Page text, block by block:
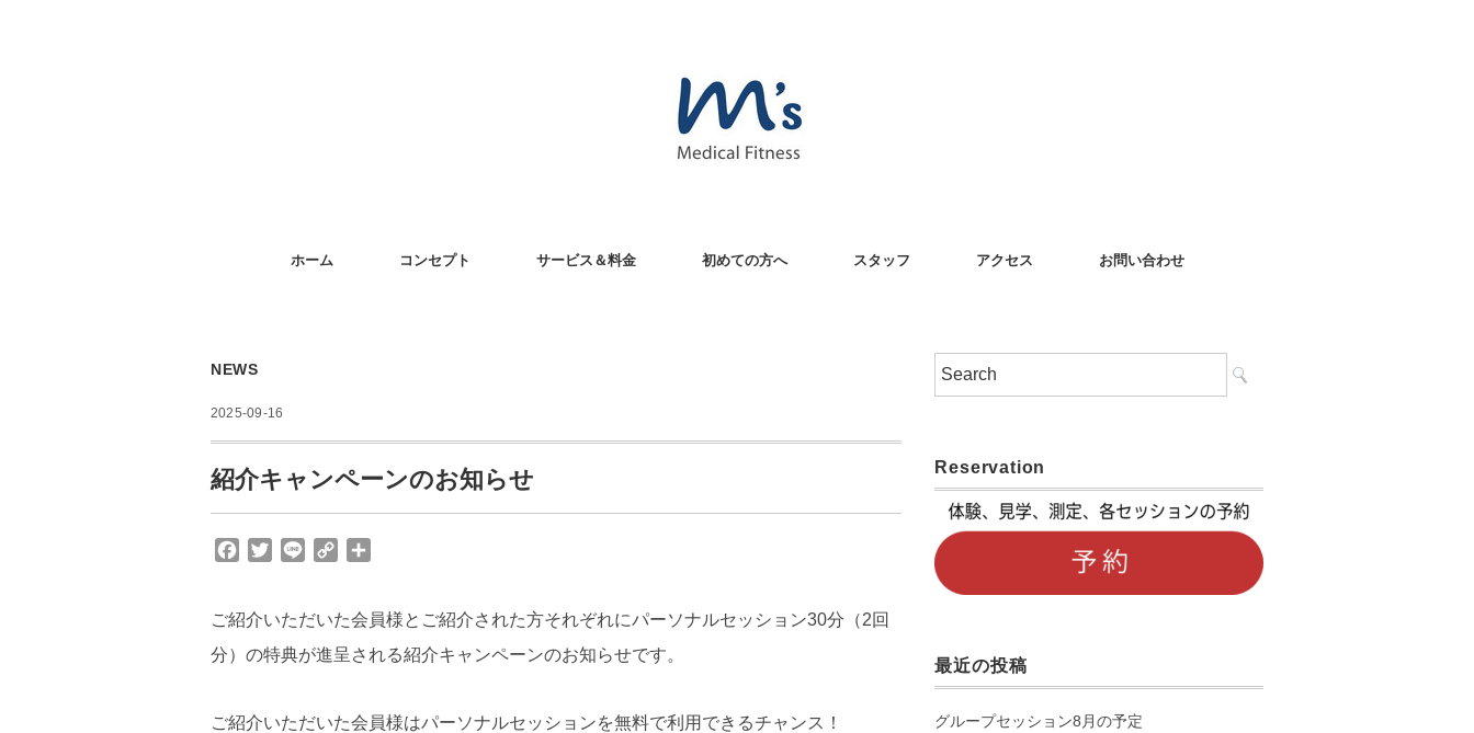
ホーム コンセプト サービス＆料金 初めての方へ スタッフ アクセス お問い合わせ
NEWS
2025-09-16
紹介キャンペーンのお知らせ
e
k
t
t
e
y
L
k
ご紹介いただいた会員様とご紹介された方それぞれにパーソナルセッション30分（2回
分）の特典が進呈される紹介キャンペーンのお知らせです。
ご紹介いただいた会員様はパーソナルセッションを無料で利用できるチャンス！
Reservation
最近の投稿
グループセッション8月の予定